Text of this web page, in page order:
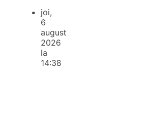
joi,
6
august
2026
la
14:38